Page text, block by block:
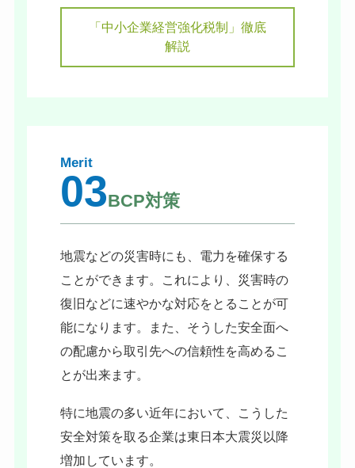
「中小企業経営強化税制」徹底
解説
Merit
03BCP対策
地震などの災害時にも、電力を確保する
ことができます。これにより、災害時の
復旧などに速やかな対応をとることが可
能になります。また、そうした安全面へ
の配慮から取引先への信頼性を高めるこ
とが出来ます。
特に地震の多い近年において、こうした
安全対策を取る企業は東日本大震災以降
増加しています。